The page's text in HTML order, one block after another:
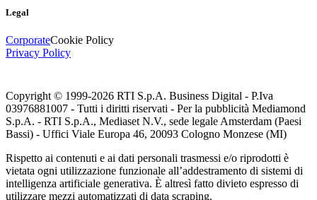
Legal
CorporateCookie Policy
Privacy Policy
Copyright © 1999-2026 RTI S.p.A. Business Digital - P.Iva
03976881007 - Tutti i diritti riservati - Per la pubblicità Mediamond
S.p.A. - RTI S.p.A., Mediaset N.V., sede legale Amsterdam (Paesi
Bassi) - Uffici Viale Europa 46, 20093 Cologno Monzese (MI)
Rispetto ai contenuti e ai dati personali trasmessi e/o riprodotti è
vietata ogni utilizzazione funzionale all’addestramento di sistemi di
intelligenza artificiale generativa. È altresì fatto divieto espresso di
utilizzare mezzi automatizzati di data scraping.